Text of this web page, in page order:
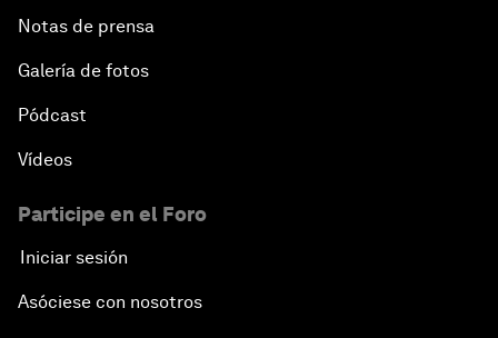
Notas de prensa
Galería de fotos
Pódcast
Vídeos
Participe en el Foro
Iniciar sesión
Asóciese con nosotros